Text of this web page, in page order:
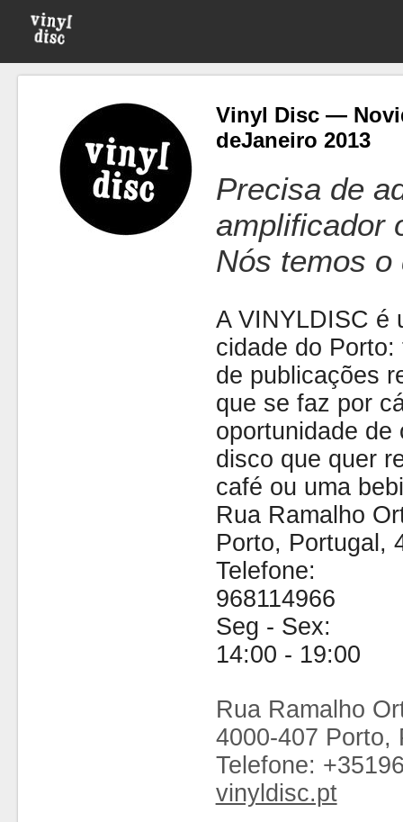
Vinyl Disc —
deJaneiro 2013
Precisa de
amplificador
Nós temos o
A VINYLDISC é
cidade do
de publicações
que se faz por
oportunidade de
disco que quer
café ou uma
Rua Ramalho
Porto, Portugal,
Telefone:
968114966
Seg - Sex:
14:00 - 19:00
Rua Ramalho
4000-407 Porto,
Telefone:
vinyldisc.pt